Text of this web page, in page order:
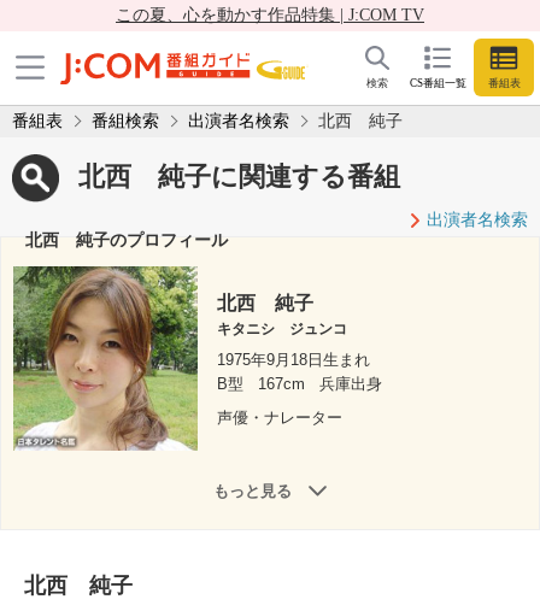
この夏、心を動かす作品特集 | J:COM TV
CS番組一覧 番組表
検索
番組表 番組検索 出演者名検索 北西 純子
北西 純子に関連する番組
出演者名検索
北西 純子のプロフィール
北西 純子
キタニシ ジュンコ
1975年9月18日生まれ
B型
167cm
兵庫出身
声優・ナレーター
もっと見る
北西 純子